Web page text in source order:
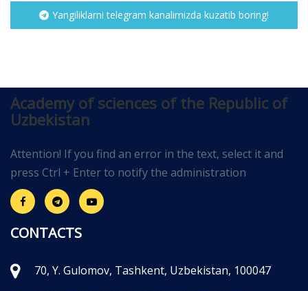
Yangiliklarni telegram kanalimizda kuzatib boring!
Academy of sciences of the Republic of
Uzbekistan
Attention! If you find an error in the text, select it and
press Ctrl + Enter to notify the administration
CONTACTS
70, Y. Gulomov, Tashkent, Uzbekistan, 100047